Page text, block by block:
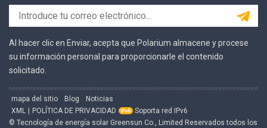
Al hacer clic en Enviar, acepta que Polarium almacene y procese
su información personal para proporcionarle el contenido
solicitado.
mapa del sitio Blog
Noticias
XML
POLÍTICA DE PRIVACIDAD
Soporta red IPv6
© Tecnología de energía solar Greensun Co., Limited Reservados todos los